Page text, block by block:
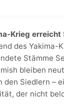
Krieg erreicht
des Yakima-
Stämme
bleiben
den Siedlern –
der nicht